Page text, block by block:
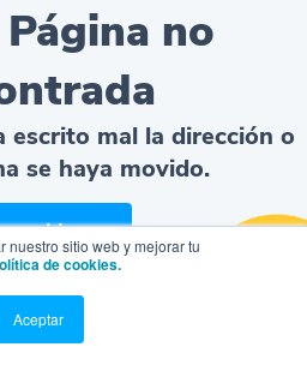
nuestro sitio web y mejorar tu
de cookies.
Aceptar
Página no
escrito mal la dirección o
se haya movido.
al home